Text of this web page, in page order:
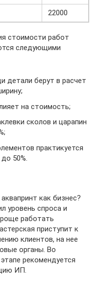
22000
стоимости работ
следующими
детали берут в расчет
на стоимость;
сколов и царапин
практикуется
50%.
как бизнес?
уровень спроса и
работать
приступит к
клиентов, на нее
органы. Во
рекомендуется
ИП.